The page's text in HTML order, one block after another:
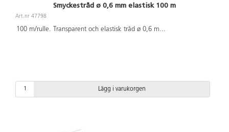
Smyckestråd ø 0,6 mm elastisk 100 m
Art.nr 47798
100 m/rulle. Transparent och elastisk tråd ø 0,6 m...
Lägg i varukorgen